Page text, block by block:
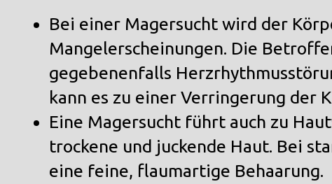
Bei einer Magersucht wird der
Mangelerscheinungen. Die
gegebenenfalls
kann es zu einer Verringerung der
Eine Magersucht führt auch zu
trockene und juckende Haut. Bei
eine feine, flaumartige Behaarung.